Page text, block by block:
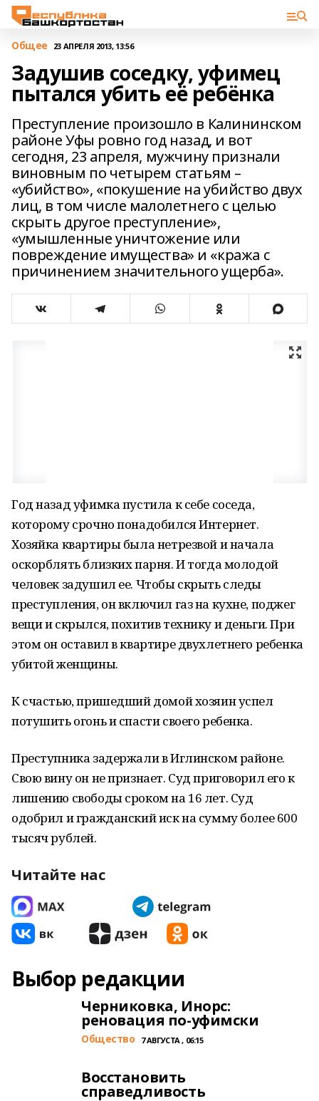
Общее 23 АПРЕЛЯ 2013, 13:56
Задушив соседку, уфимец
пытался убить её ребёнка
Преступление произошло в Калининском
районе Уфы ровно год назад, и вот
сегодня, 23 апреля, мужчину признали
виновным по четырем статьям –
«убийство», «покушение на убийство двух
лиц, в том числе малолетнего с целью
скрыть другое преступление»,
«умышленные уничтожение или
повреждение имущества» и «кража с
причинением значительного ущерба».
Год назад уфимка пустила к себе соседа,
которому срочно понадобился Интернет.
Хозяйка квартиры была нетрезвой и начала
оскорблять близких парня. И тогда молодой
человек задушил ее. Чтобы скрыть следы
преступления, он включил газ на кухне, поджег
вещи и скрылся, похитив технику и деньги. При
этом он оставил в квартире двухлетнего ребенка
убитой женщины.
К счастью, пришедший домой хозяин успел
потушить огонь и спасти своего ребенка.
Преступника задержали в Иглинском районе.
Свою вину он не признает. Суд приговорил его к
лишению свободы сроком на 16 лет. Суд
одобрил и гражданский иск на сумму более 600
тысяч рублей.
Читайте нас
Выбор редакции
Черниковка, Инорс:
реновация по-уфимски
Общество 7 АВГУСТА , 06:15
Восстановить
справедливость